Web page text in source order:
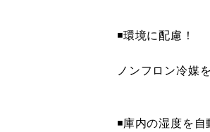
◾️環境に配慮！
ノンフロン冷媒
◾️庫内の湿度を